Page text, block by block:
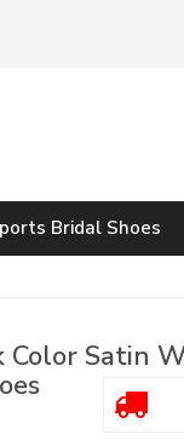
Bridal Shoes
Satin